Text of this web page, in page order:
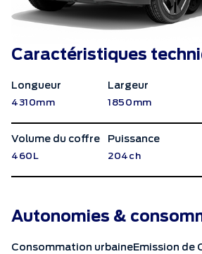
Caractéristiques
Longueur
4310mm
Largeur
1850mm
Volume du coffre
460L
Puissance
204ch
Autonomies &
Consommation urbaineEmission de